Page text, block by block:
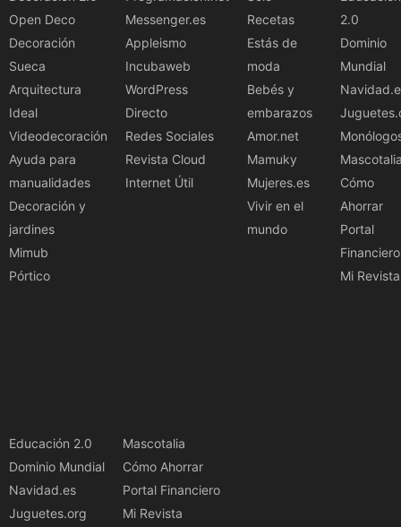
Open Deco
Decoración
Sueca
Arquitectura
Ideal
Videodecoración
Ayuda para
manualidades
Decoración y
jardines
Mimub
Pórtico
Messenger.es
Appleismo
Incubaweb
WordPress
Directo
Redes Sociales
Revista Cloud
Internet Útil
Recetas
Estás de
moda
Bebés y
embarazos
Amor.net
Mamuky
Mujeres.es
Vivir en el
mundo
2.0
Dominio
Mundial
Cómo
Ahorrar
Portal
Financiero
Mi Revista
Educación 2.0
Dominio Mundial
Navidad.es
Juguetes.org
Mascotalia
Cómo Ahorrar
Portal Financiero
Mi Revista